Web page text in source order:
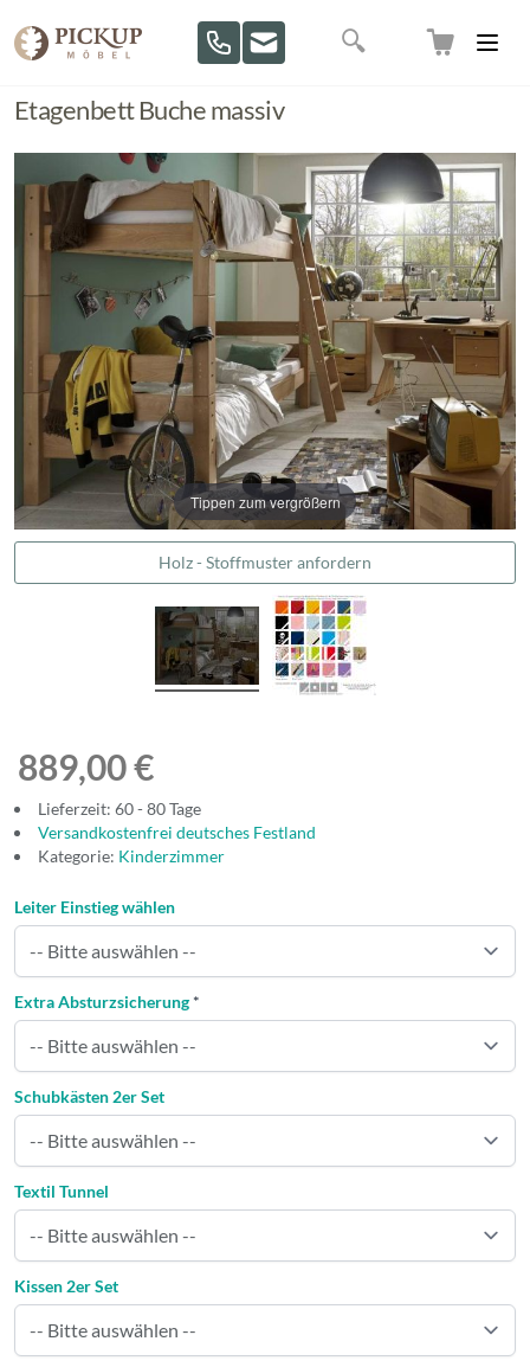
Suche
Etagenbett Buche massiv
Tippen zum vergrößern
Holz - Stoffmuster anfordern
889,00 €
Lieferzeit: 60 - 80 Tage
Versandkostenfrei deutsches Festland
Kategorie: Kinderzimmer
Leiter Einstieg wählen
Extra Absturzsicherung *
Schubkästen 2er Set
Textil Tunnel
Kissen 2er Set